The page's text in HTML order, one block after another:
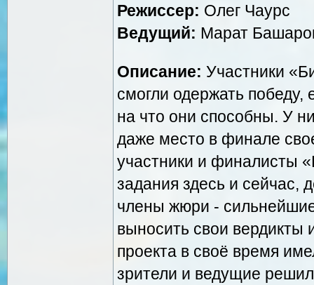
Режиссер: Олег Чаурс
Ведущий: Марат
Описание: Участники
смогли одержать победу,
на что они способны. У
даже место в финале
участники и финалисты
задания здесь и сейчас,
члены жюри -
выносить свои вердикты
проекта в своё время
зрители и ведущие